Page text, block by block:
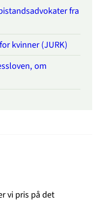
fra
kvinner (JURK)
om
vi pris på det